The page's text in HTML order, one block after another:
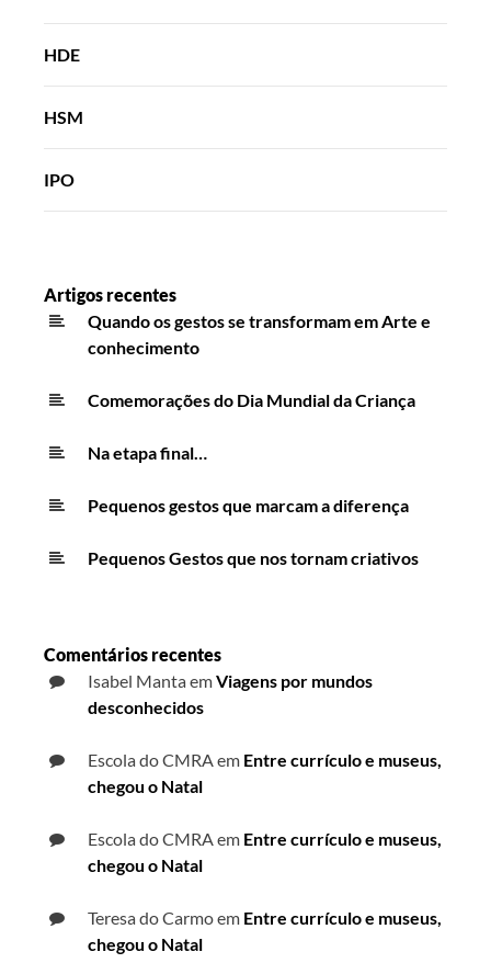
HDE
HSM
IPO
Artigos recentes
Quando os gestos se transformam em Arte e
conhecimento
Comemorações do Dia Mundial da Criança
Na etapa final…
Pequenos gestos que marcam a diferença
Pequenos Gestos que nos tornam criativos
Comentários recentes
Isabel MantaemViagens por mundos
desconhecidos
Escola do CMRA em Entre currículo e museus,
chegou o Natal
Escola do CMRA em Entre currículo e museus,
chegou o Natal
Teresa do Carmoem Entre currículo e museus,
chegou o Natal